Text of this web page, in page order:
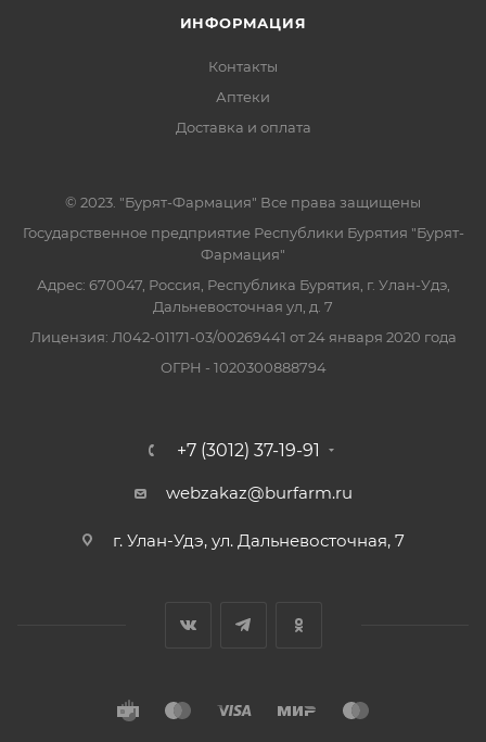
ИНФОРМАЦИЯ
Контакты
Аптеки
Доставка и оплата
© 2023. "Бурят-Фармация" Все права защищены
Государственное предприятие Республики Бурятия "Бурят-
Фармация"
Адрес: 670047, Россия, Республика Бурятия, г. Улан-Удэ,
Дальневосточная ул, д. 7
Лицензия: Л042-01171-03/00269441 от 24 января 2020 года
ОГРН - 1020300888794
+7 (3012) 37-19-91
webzakaz@burfarm.ru
г. Улан-Удэ, ул. Дальневосточная, 7